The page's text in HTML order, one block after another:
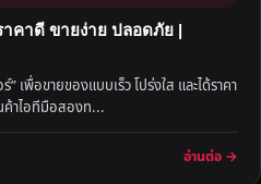
คาดี ขายง่าย ปลอดภัย |
เพื่อขายของแบบเร็ว โปร่งใส และได้ราคา
ค้าไอทีมือสองท...
อ่านต่อ →